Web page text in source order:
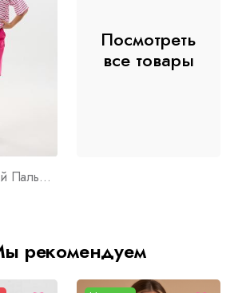
Костюм женский Пальмира М Арт. 10407
Посмотреть
все товары
рекомендуем